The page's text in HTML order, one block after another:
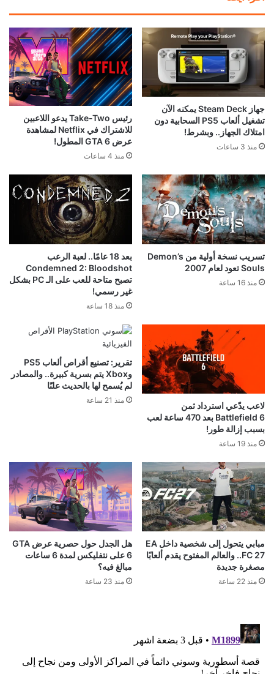
جهاز Steam Deck يمكنه الآن
تشغيل ألعاب PS5 السحابية دون
امتلاك الجهاز.. وبشرط!
منذ 3 ساعات
رئيس Take-Two يدعو اللاعبين
للاشتراك في Netflix لمشاهدة
عرض GTA 6 المطول!
منذ 4 ساعات
تسريب نسخة أولية من Demon’s
Souls تعود لعام 2007
منذ 16 ساعة
بعد 18 عامًا.. لعبة الرعب
Condemned 2: Bloodshot
تصبح متاحة للعب على الـ PC بشكل
غير رسمي!
منذ 18 ساعة
لاعب يدّعي استرداد ثمن
Battlefield 6 بعد 470 ساعة لعب
بسبب إزالة طور!
منذ 19 ساعة
تقرير: تصنيع أقراص ألعاب PS5
وXbox يتم بسرية كبيرة.. والمصادر
لم يُسمح لها بالحديث علنًا
منذ 21 ساعة
مبابي يتحول إلى شخصية داخل EA
FC 27.. والعالم المفتوح يقدم ألعابًا
مصغرة جديدة
منذ 22 ساعة
هل الجدل حول حصرية عرض GTA
6 على نتفليكس لمدة 6 ساعات
مبالغ فيه؟
منذ 23 ساعة